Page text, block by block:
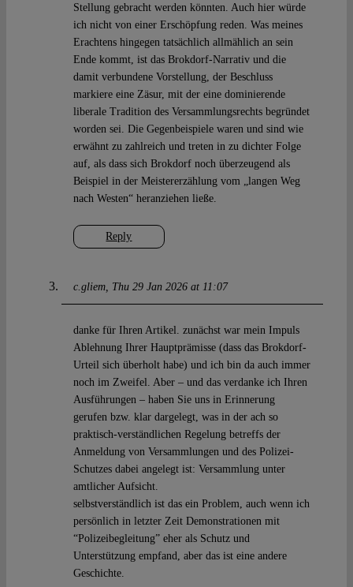
Reply
Stellung gebracht werden könnten. Auch hier würde
ich nicht von einer Erschöpfung reden. Was meines
Erachtens hingegen tatsächlich allmählich an sein
Ende kommt, ist das Brokdorf-Narrativ und die
damit verbundene Vorstellung, der Beschluss
markiere eine Zäsur, mit der eine dominierende
liberale Tradition des Versammlungsrechts begründet
worden sei. Die Gegenbeispiele waren und sind wie
erwähnt zu zahlreich und treten in zu dichter Folge
auf, als dass sich Brokdorf noch überzeugend als
Beispiel in der Meistererzählung vom „langen Weg
nach Westen“ heranziehen ließe.
c.gliem Thu 29 Jan 2026 at 11:07
danke für Ihren Artikel. zunächst war mein Impuls
Ablehnung Ihrer Hauptprämisse (dass das Brokdorf-
Urteil sich überholt habe) und ich bin da auch immer
noch im Zweifel. Aber – und das verdanke ich Ihren
Ausführungen – haben Sie uns in Erinnerung
gerufen bzw. klar dargelegt, was in der ach so
praktisch-verständlichen Regelung betreffs der
Anmeldung von Versammlungen und des Polizei-
Schutzes dabei angelegt ist: Versammlung unter
amtlicher Aufsicht.
selbstverständlich ist das ein Problem, auch wenn ich
persönlich in letzter Zeit Demonstrationen mit
“Polizeibegleitung” eher als Schutz und
Unterstützung empfand, aber das ist eine andere
Geschichte.